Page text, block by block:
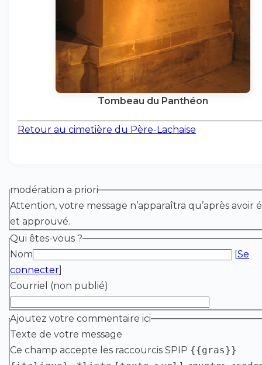
Tombeau du Panthéon
Retour au cimetière du Père-Lachaise
modération a priori
Attention, votre message n’apparaîtra qu’après avoir
et approuvé.
Qui êtes-vous ?
Nom
[Se
connecter]
Courriel (non publié)
Ajoutez votre commentaire ici
Texte de votre message
Ce champ accepte les raccourcis SPIP {{gras}}